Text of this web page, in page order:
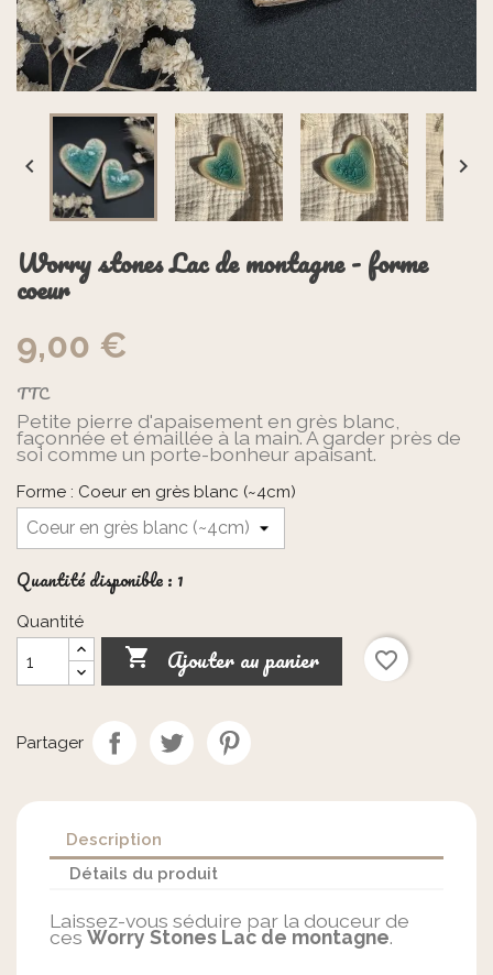
 
Worry stones Lac de montagne - forme
coeur
9,00 €
TTC
Petite pierre d'apaisement en grès blanc,
façonnée et émaillée à la main. A garder près de
soi comme un porte-bonheur apaisant.
Forme : Coeur en grès blanc (~4cm)
Quantité disponible : 1
Quantité
 Ajouter au panier favorite_border
Partager
Description
Détails du produit
Laissez-vous séduire par la douceur de
ces Worry Stones Lac de montagne.